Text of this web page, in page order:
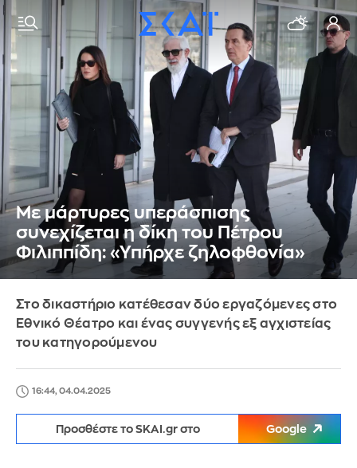
Με μάρτυρες υπεράσπισης
συνεχίζεται η δίκη του Πέτρου
Φιλιππίδη: «Υπήρχε ζηλοφθονία»
Στο δικαστήριο κατέθεσαν δύο εργαζόμενες στο
Εθνικό Θέατρο και ένας συγγενής εξ αγχιστείας
του κατηγορούμενου
16:44, 04.04.2025
Προσθέστε το SKAI.gr στο Google